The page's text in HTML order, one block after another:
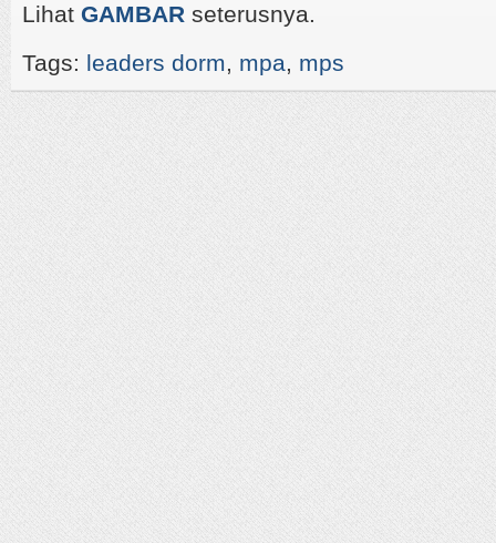
Lihat GAMBAR seterusnya.
Tags: leaders dorm, mpa, mps